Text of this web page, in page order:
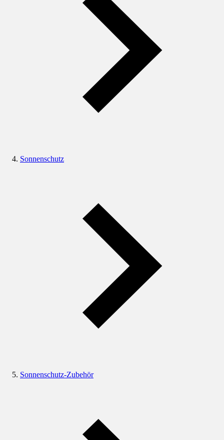
Sonnenschutz
Sonnenschutz-Zubehör